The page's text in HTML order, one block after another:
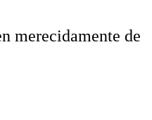
merecidamente de